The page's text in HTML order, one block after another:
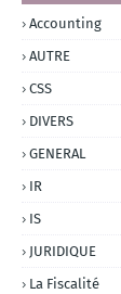
Accounting
AUTRE
CSS
DIVERS
GENERAL
IR
IS
JURIDIQUE
La Fiscalité